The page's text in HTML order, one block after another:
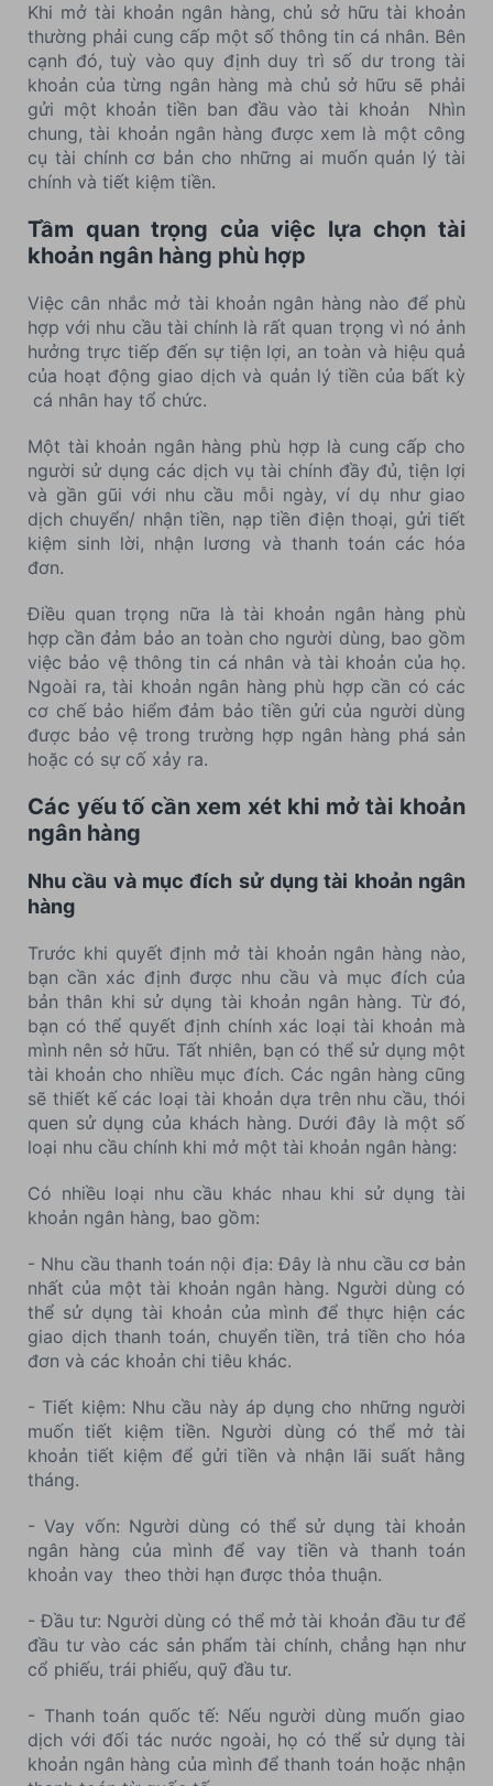
Khi mở tài khoản ngân hàng, chủ sở hữu tài khoản
thường phải cung cấp một số thông tin cá nhân. Bên
cạnh đó, tuỳ vào quy định duy trì số dư trong tài
khoản của từng ngân hàng mà chủ sở hữu sẽ phải
gửi một khoản tiền ban đầu vào tài khoản Nhìn
chung, tài khoản ngân hàng được xem là một công
cụ tài chính cơ bản cho những ai muốn quản lý tài
chính và tiết kiệm tiền.
Tầm quan trọng của việc lựa chọn tài
khoản ngân hàng phù hợp
Việc cân nhắc mở tài khoản ngân hàng nào để phù
hợp với nhu cầu tài chính là rất quan trọng vì nó ảnh
hưởng trực tiếp đến sự tiện lợi, an toàn và hiệu quả
của hoạt động giao dịch và quản lý tiền của bất kỳ
cá nhân hay tổ chức.
Một tài khoản ngân hàng phù hợp là cung cấp cho
người sử dụng các dịch vụ tài chính đầy đủ, tiện lợi
và gần gũi với nhu cầu mỗi ngày, ví dụ như giao
dịch chuyển/ nhận tiền, nạp tiền điện thoại, gửi tiết
kiệm sinh lời, nhận lương và thanh toán các hóa
đơn.
Điều quan trọng nữa là tài khoản ngân hàng phù
hợp cần đảm bảo an toàn cho người dùng, bao gồm
việc bảo vệ thông tin cá nhân và tài khoản của họ.
Ngoài ra, tài khoản ngân hàng phù hợp cần có các
cơ chế bảo hiểm đảm bảo tiền gửi của người dùng
được bảo vệ trong trường hợp ngân hàng phá sản
hoặc có sự cố xảy ra.
Các yếu tố cần xem xét khi mở tài khoản
ngân hàng
Nhu cầu và mục đích sử dụng tài khoản ngân
hàng
Trước khi quyết định mở tài khoản ngân hàng nào,
bạn cần xác định được nhu cầu và mục đích của
bản thân khi sử dụng tài khoản ngân hàng. Từ đó,
bạn có thể quyết định chính xác loại tài khoản mà
mình nên sở hữu. Tất nhiên, bạn có thể sử dụng một
tài khoản cho nhiều mục đích. Các ngân hàng cũng
sẽ thiết kế các loại tài khoản dựa trên nhu cầu, thói
quen sử dụng của khách hàng. Dưới đây là một số
loại nhu cầu chính khi mở một tài khoản ngân hàng:
Có nhiều loại nhu cầu khác nhau khi sử dụng tài
khoản ngân hàng, bao gồm:
- Nhu cầu thanh toán nội địa: Đây là nhu cầu cơ bản
nhất của một tài khoản ngân hàng. Người dùng có
thể sử dụng tài khoản của mình để thực hiện các
giao dịch thanh toán, chuyển tiền, trả tiền cho hóa
đơn và các khoản chi tiêu khác.
- Tiết kiệm: Nhu cầu này áp dụng cho những người
muốn tiết kiệm tiền. Người dùng có thể mở tài
khoản tiết kiệm để gửi tiền và nhận lãi suất hằng
tháng.
- Vay vốn: Người dùng có thể sử dụng tài khoản
ngân hàng của mình để vay tiền và thanh toán
khoản vay theo thời hạn được thỏa thuận.
- Đầu tư: Người dùng có thể mở tài khoản đầu tư để
đầu tư vào các sản phẩm tài chính, chẳng hạn như
cổ phiếu, trái phiếu, quỹ đầu tư.
- Thanh toán quốc tế: Nếu người dùng muốn giao
dịch với đối tác nước ngoài, họ có thể sử dụng tài
khoản ngân hàng của mình để thanh toán hoặc nhận